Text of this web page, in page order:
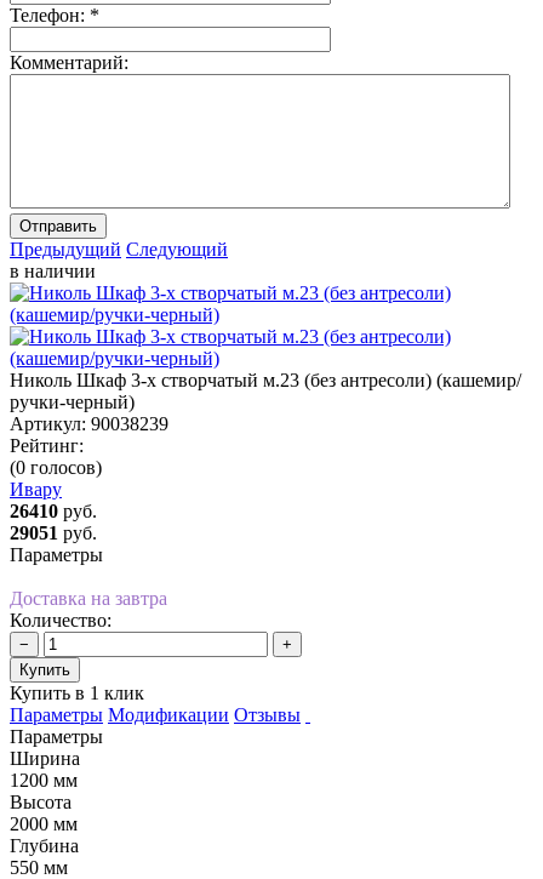
Телефон: *
Комментарий:
Отправить
Предыдущий Следующий
в наличии
Николь Шкаф 3-х створчатый м.23 (без антресоли) (кашемир/
ручки-черный)
Артикул: 90038239
Рейтинг:
(0 голосов)
Ивару
26410 руб.
29051 руб.
Параметры
Доставка на завтра
Количество:
−
+
Купить
Купить в 1 клик
Параметры Модификации Отзывы
Параметры
Ширина
1200 мм
Высота
2000 мм
Глубина
550 мм